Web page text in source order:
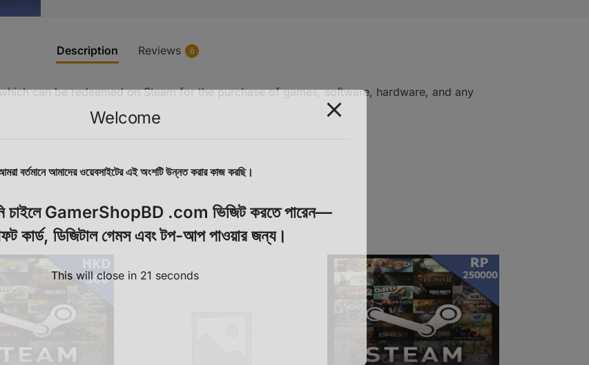
Description Reviews 0
can be redeemed on Steam for the purchase of games, software, hardware, and any
Welcome
বর্তমানে আমাদের ওয়েবসাইটের এই অংশটি উন্নত করার কাজ করছি।
চাইলে GamerShopBD .com ভিজিট করতে পারেন—
কার্ড, ডিজিটাল গেমস এবং টপ-আপ পাওয়ার জন্য।
This will close in 21 seconds